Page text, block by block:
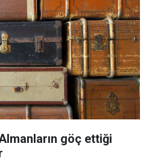
göç ettiği